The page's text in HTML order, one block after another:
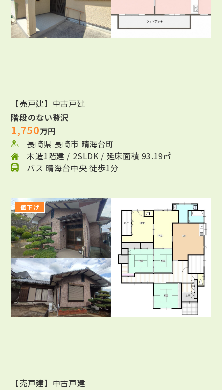
【売戸建】中古戸建
階段のない贅沢
1,750万円
長崎県 長崎市 晴海台町
木造1階建 / 2SLDK / 延床面積 93.19㎡
バス 晴海台中央 徒歩1分
値下げ
【売戸建】中古戸建